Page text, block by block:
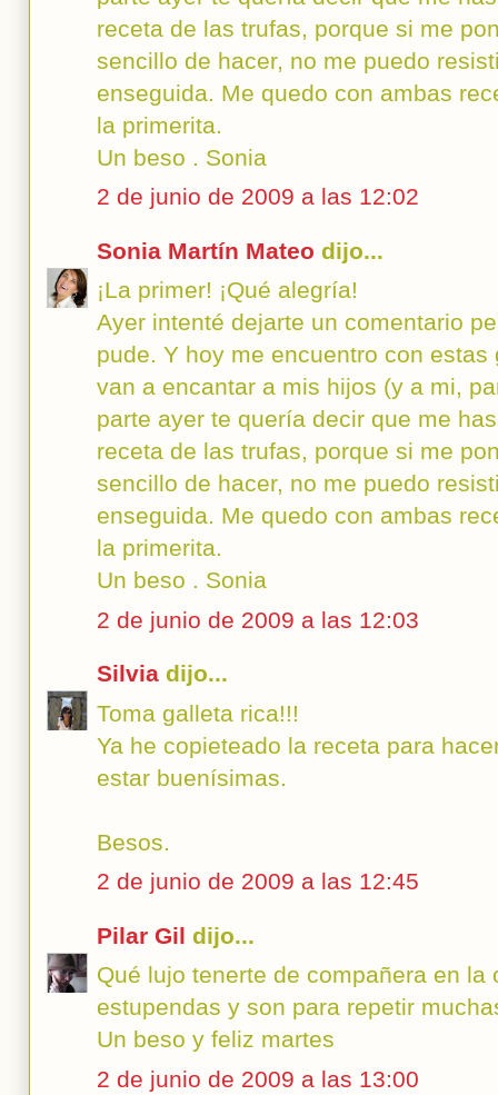
receta de las trufas, porque si me
sencillo de hacer, no me puedo
enseguida. Me quedo con ambas
la primerita.
Un beso . Sonia
2 de junio de 2009 a las 12:02
Sonia Martín Mateo dijo...
¡La primer! ¡Qué alegría!
Ayer intenté dejarte un comentario
pude. Y hoy me encuentro con
van a encantar a mis hijos (y a mi,
parte ayer te quería decir que me
receta de las trufas, porque si me
sencillo de hacer, no me puedo
enseguida. Me quedo con ambas
la primerita.
Un beso . Sonia
2 de junio de 2009 a las 12:03
Silvia dijo...
Toma galleta rica!!!
Ya he copieteado la receta para
estar buenísimas.
Besos.
2 de junio de 2009 a las 12:45
Pilar Gil dijo...
Qué lujo tenerte de compañera en
estupendas y son para repetir
Un beso y feliz martes
2 de junio de 2009 a las 13:00